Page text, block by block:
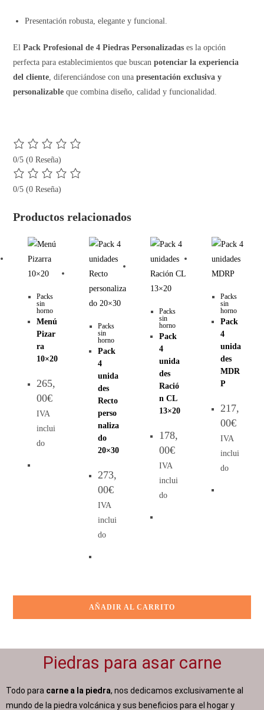
Presentación robusta, elegante y funcional.
ElPack Profesional de 4 Piedras Personalizadas es la opción
perfecta para establecimientos que buscanpotenciar la experiencia
del cliente, diferenciándose con unapresentación exclusiva y
personalizable que combina diseño, calidad y funcionalidad.
0/5(0 Reseña)
0/5(0 Reseña)
Productos relacionados
AÑADIR AL CARRITO
Packs
sin
horno
Menú
Pizar
ra
10×20
265,
00€
IVA
inclui
do
AÑADIR AL CARRITO
Packs
sin
horno
Pack
4
unida
des
Recto
perso
naliza
do
20×30
273,
00€
IVA
inclui
do
AÑADIR AL CARRITO
Packs
sin
horno
Pack
4
unida
des
Ració
n CL
13×20
178,
00€
IVA
inclui
do
AÑADIR AL CARRITO
Packs
sin
horno
Pack
4
unida
des
MDR
P
217,
00€
IVA
inclui
do
Piedras para asar carne
Todo para carne a la piedra, nos dedicamos exclusivamente al
mundo de la piedra volcánica y sus beneficios para el hogar y